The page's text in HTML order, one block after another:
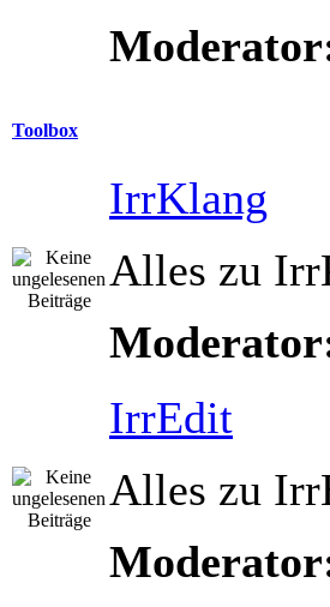
Toolbox
IrrKlang
Alles zu
IrrEdit
Alles zu